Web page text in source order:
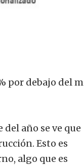
por debajo del
año se ve que
Esto es
algo que es